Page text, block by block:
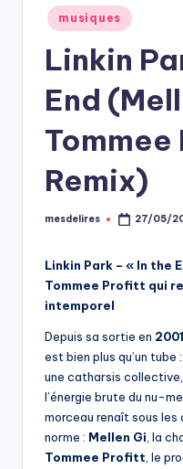
français
Posted
in
musiques
Linkin
End
Remix)
Posted
mesdelires 27/05/
Linkin Park – « In the
Tommee Profitt qui
intemporel
Depuis sa sortie en 2001
est bien plus qu’un tube
une catharsis
l’énergie brute du nu-
morceau renaît sous
norme : Mellen Gi, la
Tommee Profitt, le